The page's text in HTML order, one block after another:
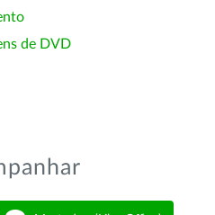
de DVD